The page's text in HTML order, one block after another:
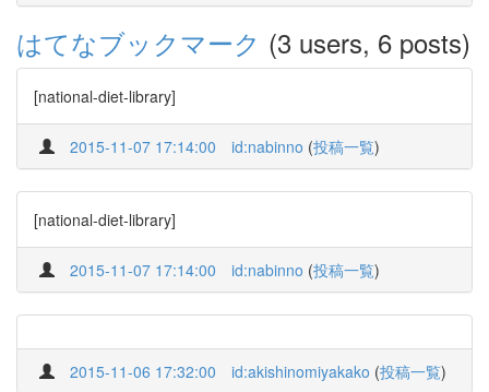
はてなブックマーク (3 users, 6 posts)
[national-diet-library]
2015-11-07 17:14:00 id:nabinno (投稿一覧)
[national-diet-library]
2015-11-07 17:14:00 id:nabinno (投稿一覧)
2015-11-06 17:32:00 id:akishinomiyakako (投稿一覧)